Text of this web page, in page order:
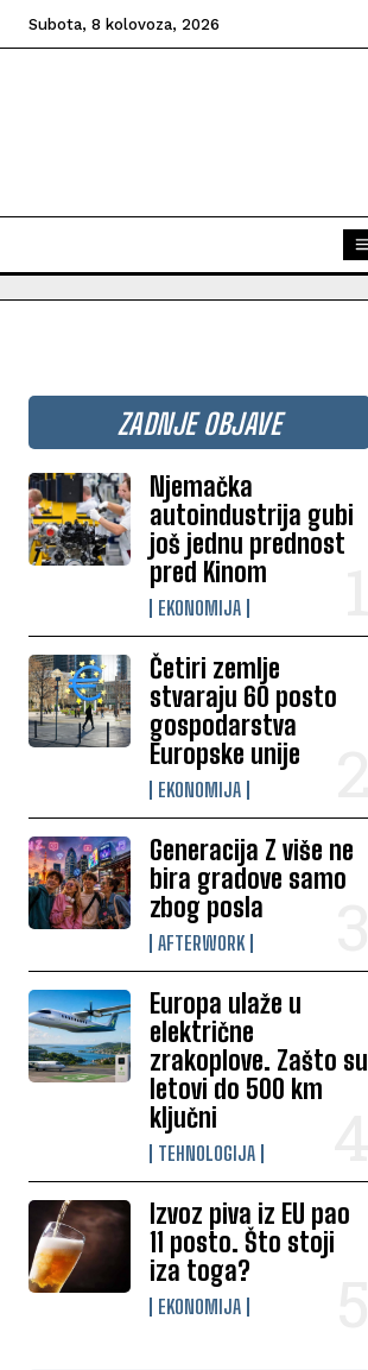
Subota, 8 kolovoza, 2026
ZADNJE OBJAVE
Njemačka
autoindustrija gubi
još jednu prednost
pred Kinom
EKONOMIJA
Četiri zemlje
stvaraju 60 posto
gospodarstva
Europske unije
EKONOMIJA
Generacija Z više ne
bira gradove samo
zbog posla
AFTERWORK
Europa ulaže u
električne
zrakoplove. Zašto su
letovi do 500 km
ključni
TEHNOLOGIJA
Izvoz piva iz EU pao
11 posto. Što stoji
iza toga?
EKONOMIJA